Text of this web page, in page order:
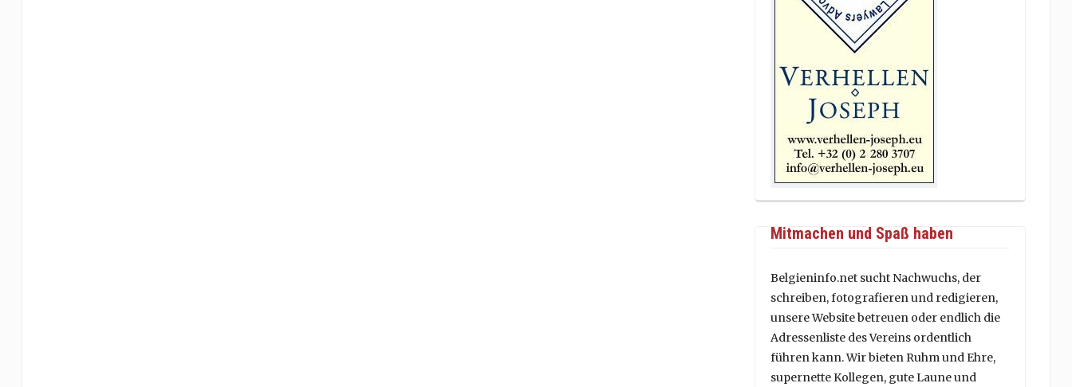
Mitmachen und Spaß haben
Belgieninfo.net sucht Nachwuchs, der
schreiben, fotografieren und redigieren,
unsere Website betreuen oder endlich die
Adressenliste des Vereins ordentlich
führen kann. Wir bieten Ruhm und Ehre,
supernette Kollegen, gute Laune und